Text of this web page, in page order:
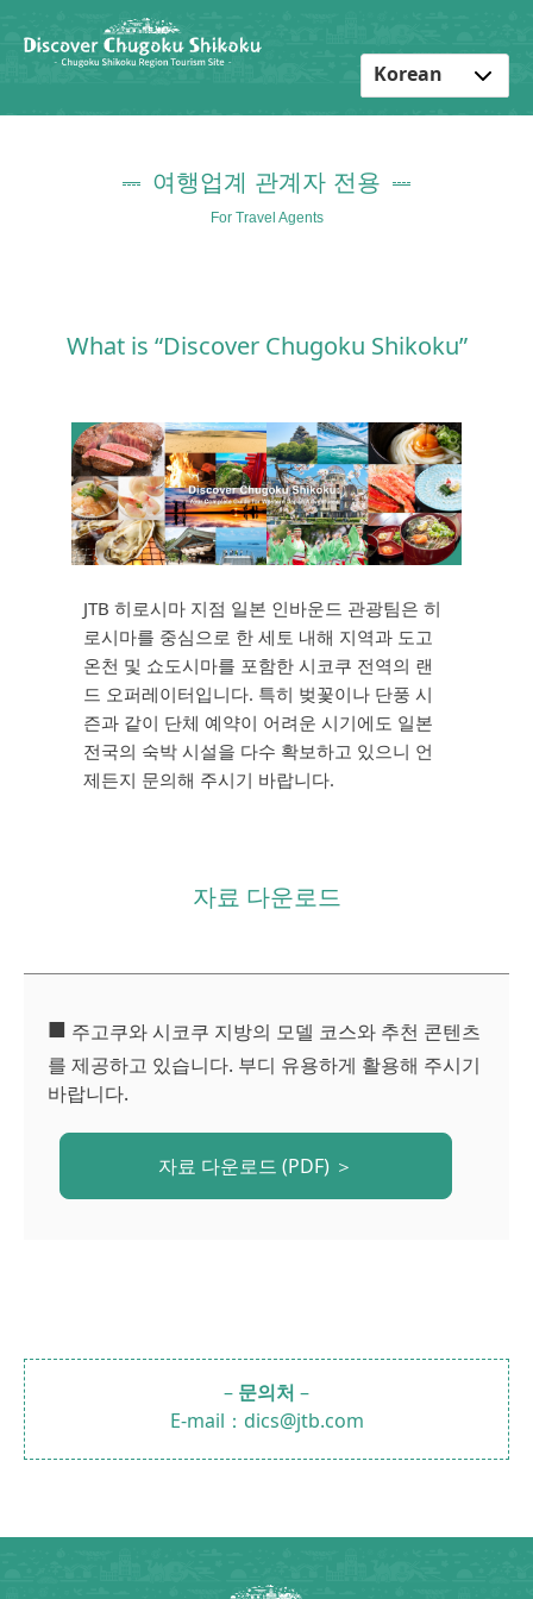
English
Korean
Chinese
여행업계 관계자 전용
For Travel Agents
What is “Discover Chugoku Shikoku”
JTB 히로시마 지점 일본 인바운드 관광팀은 히
로시마를 중심으로 한 세토 내해 지역과 도고
온천 및 쇼도시마를 포함한 시코쿠 전역의 랜
드 오퍼레이터입니다. 특히 벚꽃이나 단풍 시
즌과 같이 단체 예약이 어려운 시기에도 일본
전국의 숙박 시설을 다수 확보하고 있으니 언
제든지 문의해 주시기 바랍니다.
자료 다운로드
■ 주고쿠와 시코쿠 지방의 모델 코스와 추천 콘텐츠
를 제공하고 있습니다. 부디 유용하게 활용해 주시기
바랍니다.
자료 다운로드(PDF) ＞
– 문의처 –
E-mail：dics@jtb.com